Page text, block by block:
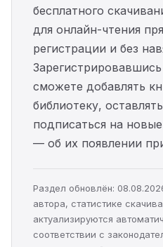
бесплатного
для онлайн-чтения
регистрации и без
сможете добавлять
библиотеку,
подписаться на
— об их появлении
Раздел обновлён:
автора, статистике
актуализируются
соответствии с